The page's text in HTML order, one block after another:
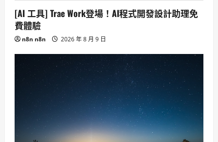
[AI 工具] Trae Work登場！AI程式開發設計助理免
費體驗
n8n n8n 2026 年 8 月 9 日